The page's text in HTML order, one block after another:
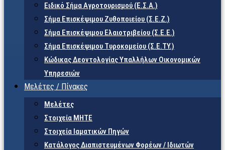
Ειδικό Σήμα Αγροτουρισμού (Ε.Σ.Α.)
Σήμα Επισκέψιμου Ζυθοποιείου (Σ.Ε.Ζ.)
Σήμα Επισκέψιμου Ελαιοτριβείου (Σ.Ε.Ε.)
Σήμα Επισκέψιμου Τυροκομείου (Σ.Ε.TY.)
Κώδικας Δεοντολογίας Υπαλλήλων Οικονομικών
Υπηρεσιών
Μελέτες / Πίνακες
Μελέτες
Στοιχεία ΜΗΤΕ
Στοιχεία Ιαματικών Πηγών
Κατάλογος Διαπιστευμένων Φορέων / Ιδιωτών